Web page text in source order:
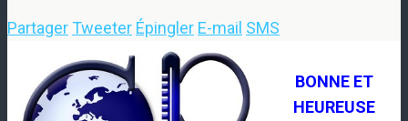
Partager Tweeter Épingler E-mail SMS
BONNE ET
HEUREUSE